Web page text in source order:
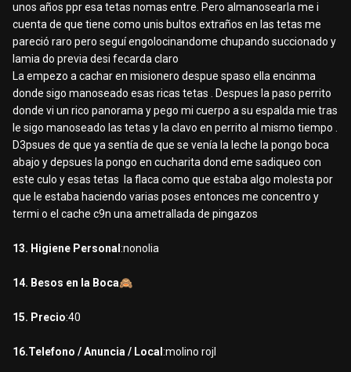
unos años ppr esa tetas nomas entre. Pero almanosearla me i
cuenta de que tiene como unis bultos extraños en las tetas me
pareció raro pero seguí engolocinandome chupando succionado y
lamia do previa desi fecarda claro
La empezo a cachar en misionero despue spaso ella encinma
donde sigo manoseado esas ricas tetas . Despues la paso perrito
donde vi un rico panorama y pego mi cuerpo a su espalda mie tras
le sigo manoseado las tetas y la clavo en perrito al mismo tiempo .
D3psues de que ya sentía de que se venía la leche la pongo boca
abajo y depsues la pongo en cucharita dond eme sadiqueo con
este culo y esas tetas la flaca como que estaba algo molesta por
que le estaba haciendo varias poses entonces me concentro y
termi o el cache c9n una ametrallada de pingazos
13. Higiene Personal :nonolia
14. Besos en la Boca🙈
15. Precio:40
16.Telefono / Anuncia / Local :molino rojl